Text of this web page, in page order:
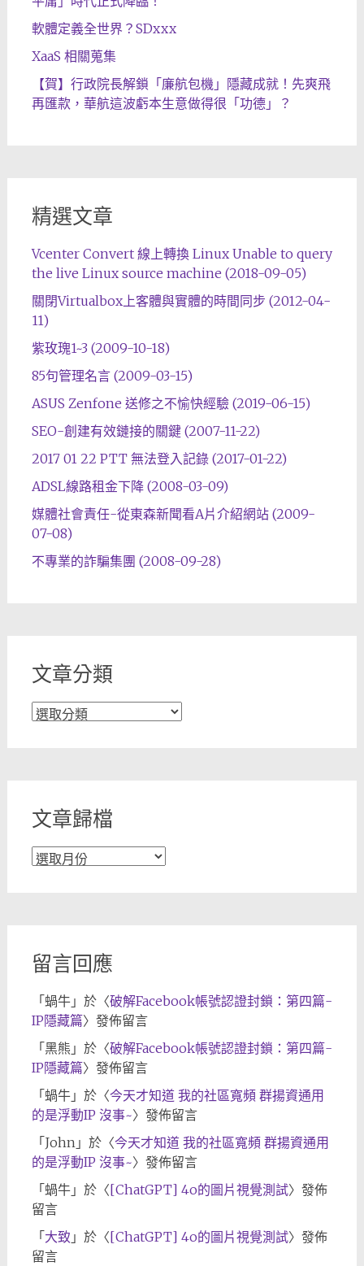
軟體定義全世界？SDxxx
XaaS 相關蒐集
【賀】行政院長解鎖「廉航包機」隱藏成就！先爽飛
再匯款，華航這波虧本生意做得很「功德」？
精選文章
Vcenter Convert 線上轉換 Linux Unable to query
the live Linux source machine (2018-09-05)
關閉Virtualbox上客體與實體的時間同步 (2012-04-
11)
紫玫瑰1~3 (2009-10-18)
85句管理名言 (2009-03-15)
ASUS Zenfone 送修之不愉快經驗 (2019-06-15)
SEO-創建有效鏈接的關鍵 (2007-11-22)
2017 01 22 PTT 無法登入記錄 (2017-01-22)
ADSL線路租金下降 (2008-03-09)
媒體社會責任-從東森新聞看A片介紹網站 (2009-
07-08)
不專業的詐騙集團 (2008-09-28)
文章分類
文
文章歸檔
文
留言回應
「 蝸牛」於〈破解Facebook帳號認證封鎖：第四篇-
IP隱藏篇〉發佈留言
「 黑熊 」於〈破解Facebook帳號認證封鎖：第四篇-
IP隱藏篇〉發佈留言
「 蝸牛」於〈今天才知道 我的社區寬頻 群揚資通用
的是浮動IP 沒事~〉發佈留言
「 John」於〈今天才知道 我的社區寬頻 群揚資通用
的是浮動IP 沒事~〉發佈留言
「 蝸牛」於〈[ChatGPT] 4o的圖片視覺測試〉發佈
留言
「 大致 」於〈[ChatGPT] 4o的圖片視覺測試〉發佈
留言